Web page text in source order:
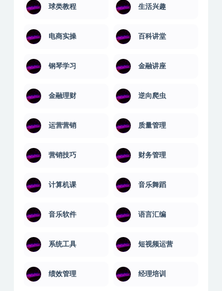
球类教程 生活兴趣
电商实操 百科讲堂
钢琴学习 金融讲座
金融理财 逆向爬虫
运营营销 质量管理
营销技巧 财务管理
计算机课 音乐舞蹈
音乐软件 语言汇编
系统工具 短视频运营
绩效管理 经理培训